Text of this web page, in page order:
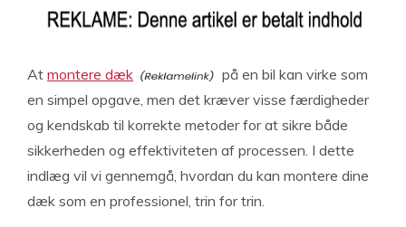
At montere dæk
på en bil kan virke som
en simpel opgave, men det kræver visse færdigheder
og kendskab til korrekte metoder for at sikre både
sikkerheden og effektiviteten af processen. I dette
indlæg vil vi gennemgå, hvordan du kan montere dine
dæk som en professionel, trin for trin.